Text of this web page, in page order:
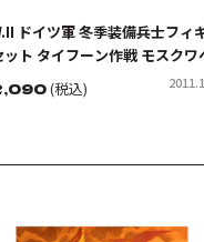
ドイツ軍 冬季装備兵士フィ
ット タイフーン作戦 モスクワ
(税込)